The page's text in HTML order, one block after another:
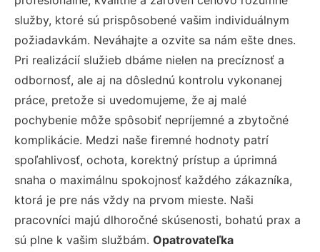
služby, ktoré sú prispôsobené vašim individuálnym
požiadavkám. Neváhajte a ozvite sa nám ešte dnes.
Pri realizácií služieb dbáme nielen na precíznosť a
odbornosť, ale aj na dôslednú kontrolu vykonanej
práce, pretože si uvedomujeme, že aj malé
pochybenie môže spôsobiť nepríjemné a zbytočné
komplikácie. Medzi naše firemné hodnoty patrí
spoľahlivosť, ochota, korektný prístup a úprimná
snaha o maximálnu spokojnosť každého zákazníka,
ktorá je pre nás vždy na prvom mieste. Naši
pracovníci majú dlhoročné skúsenosti, bohatú prax a
sú plne k vašim službám. Opatrovateľka